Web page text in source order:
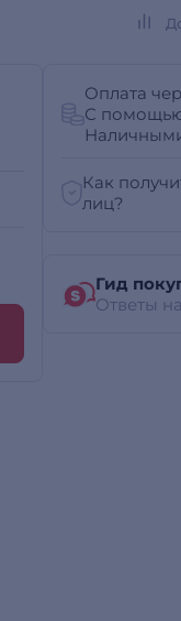
Оплата
С
Как
лиц?
Гид
Ответы